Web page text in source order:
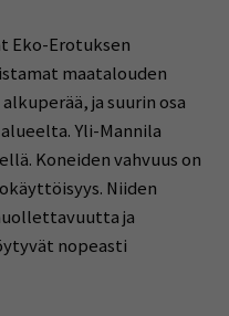
Eko-Erotuksen
maatalouden
ja suurin osa
Yli-Mannila
Koneiden vahvuus on
Niiden
ja
nopeasti